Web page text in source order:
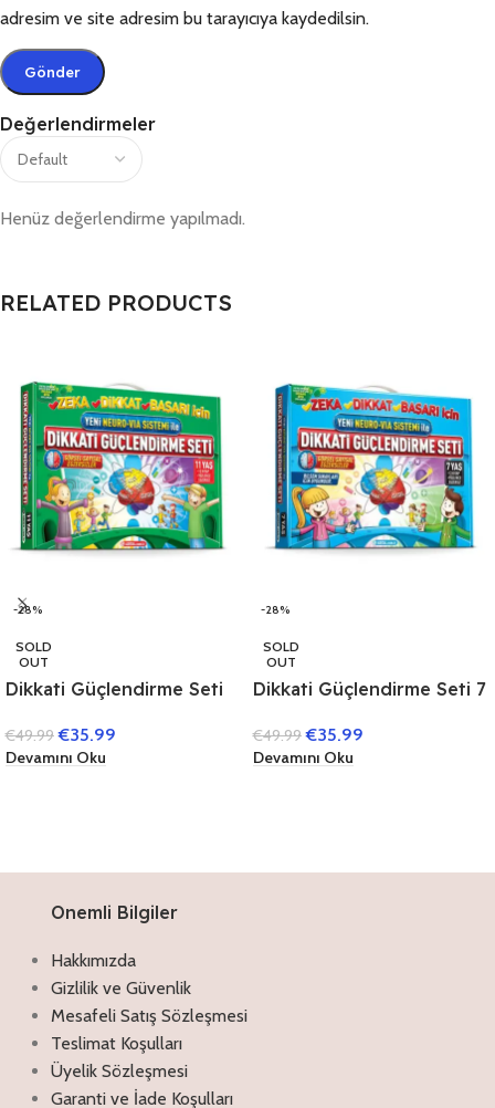
Değerlendirmeler
Henüz değerlendirme yapılmadı.
adresim ve site adresim bu tarayıcıya kaydedilsin.
RELATED PRODUCTS
-28%
SOLD
OUT
Dikkati Güçlendirme Seti
€49.99 €35.99
Devamını Oku
-28%
SOLD
OUT
Dikkati Güçlendirme Seti 7
€49.99 €35.99
Devamını Oku
Onemli Bilgiler
Hakkımızda
Gizlilik ve Güvenlik
Mesafeli Satış Sözleşmesi
Teslimat Koşulları
Üyelik Sözleşmesi
Garanti ve İade Koşulları